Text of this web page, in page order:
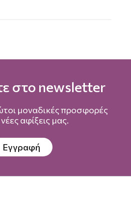
στο newsletter
μοναδικές προσφορές
νέες αφίξεις μας.
Εγγραφή